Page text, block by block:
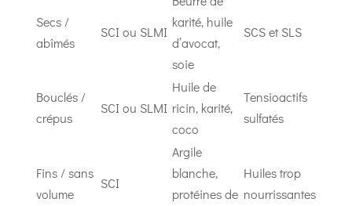
Secs /
abîmés
SCI ou SLMI
karité, huile
d’avocat,
soie
SCS et SLS
Bouclés /
crépus
SCI ou SLMI
Huile de
ricin, karité,
coco
Tensioactifs
sulfatés
Fins / sans
volume
SCI
Argile
blanche,
protéines de
Huiles trop
nourrissantes